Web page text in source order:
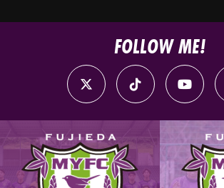
FOLLOW ME!